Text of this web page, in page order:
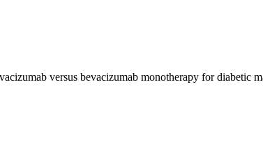
versus bevacizumab monotherapy for diabetic